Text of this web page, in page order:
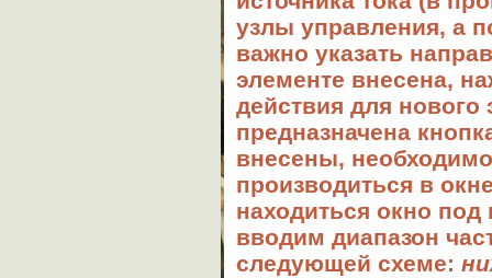
узлы управления, а
важно указать
элементе внесена,
действия для нового
предназначена
внесены,
производиться в
находиться окно
вводим диапазон
следующей схеме: